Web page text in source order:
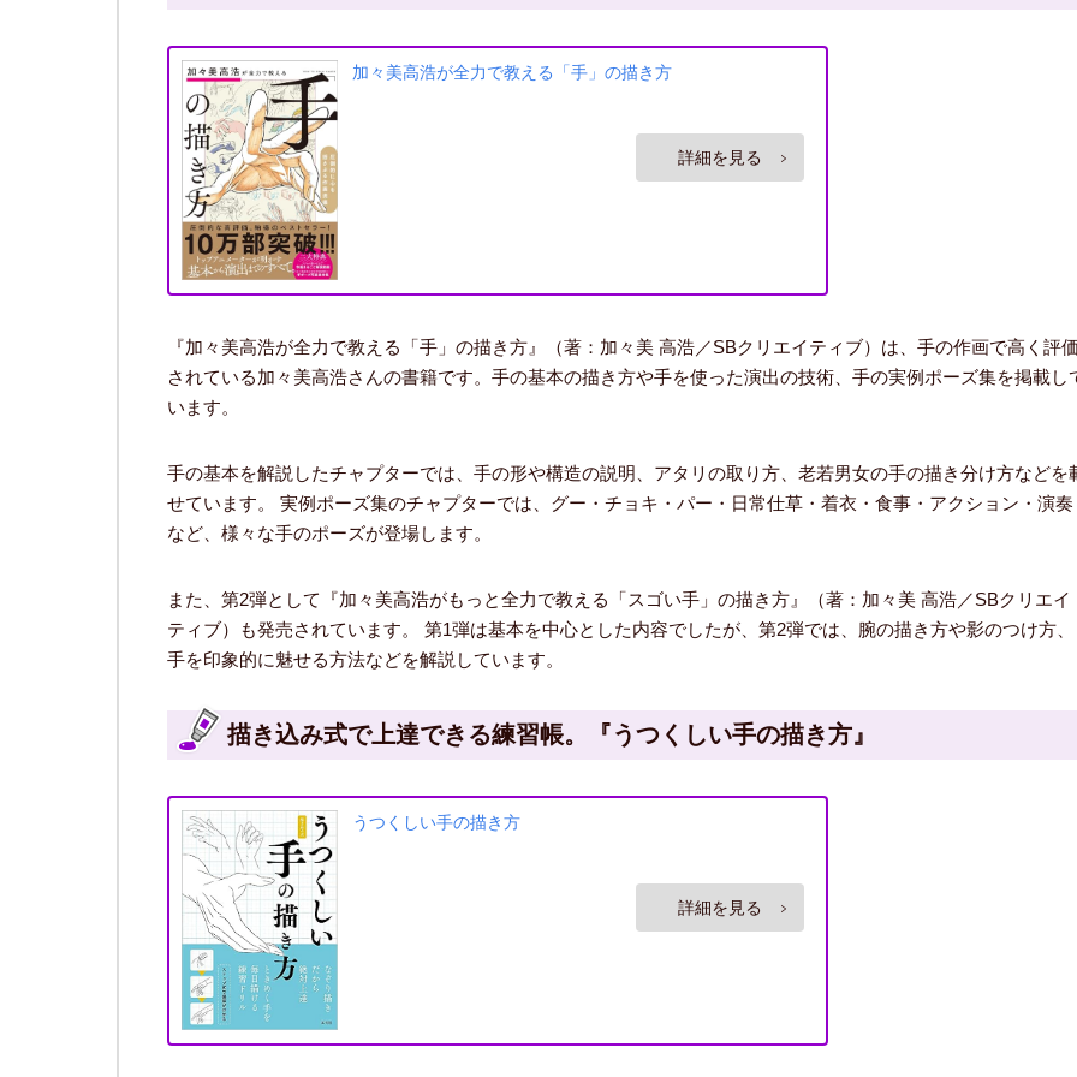
加々美高浩が全力で教える「手」の描き方
『加々美高浩が全力で教える「手」の描き方』（著：加々美 高浩／SBクリエイティブ）は、手の作画で高く評価
されている加々美高浩さんの書籍です。手の基本の描き方や手を使った演出の技術、手の実例ポーズ集を掲載し
います。
手の基本を解説したチャプターでは、手の形や構造の説明、アタリの取り方、老若男女の手の描き分け方などを
せています。 実例ポーズ集のチャプターでは、グー・チョキ・パー・日常仕草・着衣・食事・アクション・演奏
など、様々な手のポーズが登場します。
また、第2弾として『加々美高浩がもっと全力で教える「スゴい手」の描き方』（著：加々美 高浩／SBクリエイ
ティブ）も発売されています。 第1弾は基本を中心とした内容でしたが、第2弾では、腕の描き方や影のつけ方、
手を印象的に魅せる方法などを解説しています。
描き込み式で上達できる練習帳。『うつくしい手の描き方』
うつくしい手の描き方